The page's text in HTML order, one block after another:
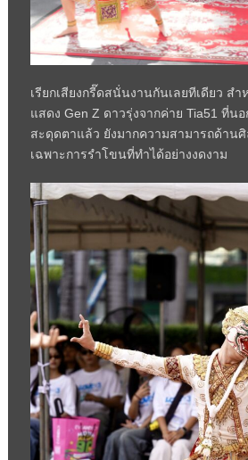
เรียกเสียงกรี๊ดสนั่นงานกันเลยทีเดียว สำ
แสดง Gen Z ดาวรุ่งจากค่าย Tia51 ที่น
สะดุดตาแล้ว ยังมากความสามารถด้าน
เฉพาะการรำโขนที่ทำได้อย่างงดงาม